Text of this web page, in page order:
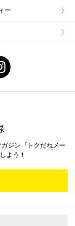
ー
ジン『トクだねメー
よう！